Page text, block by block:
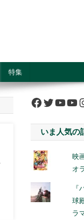
特集
Facebook
Twitter
いま人気の
映
オ
球
ラ